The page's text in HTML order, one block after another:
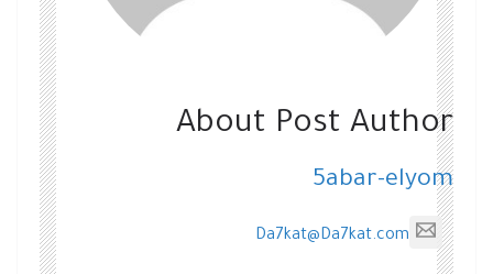
About Post Author
5abar-elyom
Da7kat@Da7kat.com